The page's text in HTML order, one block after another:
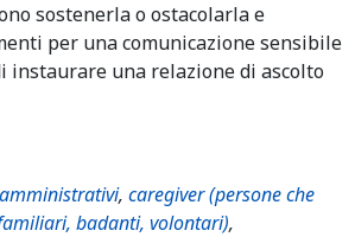
sostenerla o ostacolarla e
per una comunicazione sensibile
instaurare una relazione di ascolto
amministrativi, caregiver (persone che
badanti, volontari),